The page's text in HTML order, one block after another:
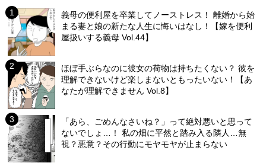
義母の便利屋を卒業してノーストレス！ 離婚から始
まる妻と娘の新たな人生に悔いはなし！【嫁を便利
屋扱いする義母 Vol.44】
ほぼ手ぶらなのに彼女の荷物は持ちたくない？ 彼を
理解できないけど楽しまないともったいない！【あ
なたが理解できません Vol.8】
「あら、ごめんなさいね？」って絶対悪いと思って
ないでしょ…！ 私の畑に平然と踏み入る隣人…無
視？悪意？その行動にモヤモヤが止まらない